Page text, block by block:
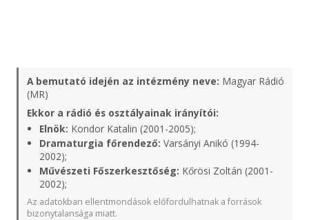
A bemutató idején az intézmény neve: Magyar Rádió
(MR)
Ekkor a rádió és osztályainak irányítói:
Elnök: Kondor Katalin (2001-2005);
Dramaturgia főrendező: Varsányi Anikó (1994-
2002);
Művészeti Főszerkesztőség: Kőrösi Zoltán (2001-
2002);
Az adatokban ellentmondások előfordulhatnak a források
bizonytalansága miatt.